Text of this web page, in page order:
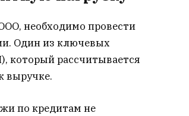
необходимо провести
Один из ключевых
который рассчитывается
выручке.
по кредитам не